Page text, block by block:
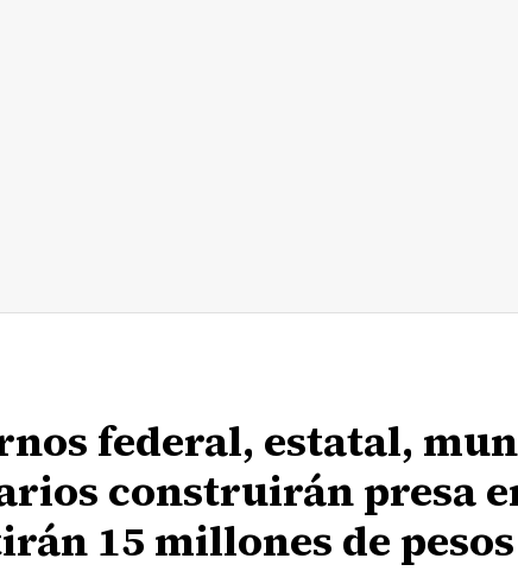
federal, estatal,
construirán presa
15 millones de pesos